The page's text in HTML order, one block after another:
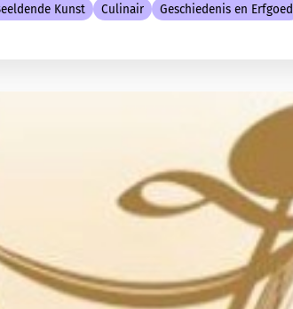
Kunst Culinair Geschiedenis en Erfgoed